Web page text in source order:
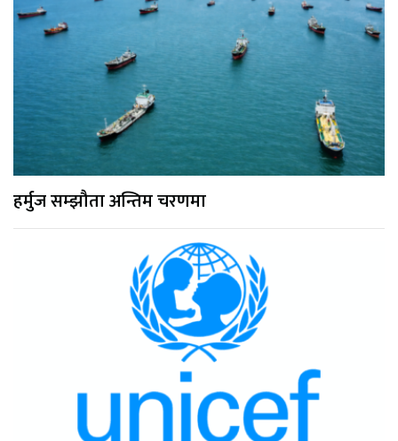
हर्मुज सम्झौता अन्तिम चरणमा